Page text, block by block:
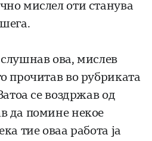
мислел оти станува
ова, мислев
прочитав во рубриката
се воздржав од
да помине некое
тие оваа работа ја